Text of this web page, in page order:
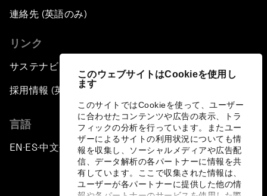
このウェブサイトはCookieを使用し
ます
このサイトではCookieを使って、ユーザー
に合わせたコンテンツや広告の表示、トラ
フィックの分析を行っています。またユー
ザーによるサイトの利用状況についても情
報を収集し、ソーシャルメディアや広告配
信、データ解析の各パートナーに情報を共
有しています。ここで収集された情報は、
ユーザーが各パートナーに提供した他の情
連絡先 (英語のみ)
リンク
サステナビリティへの取り組み
採用情報 (英語のみ)
言語
EN ▪ES▪中文▪ 日本語